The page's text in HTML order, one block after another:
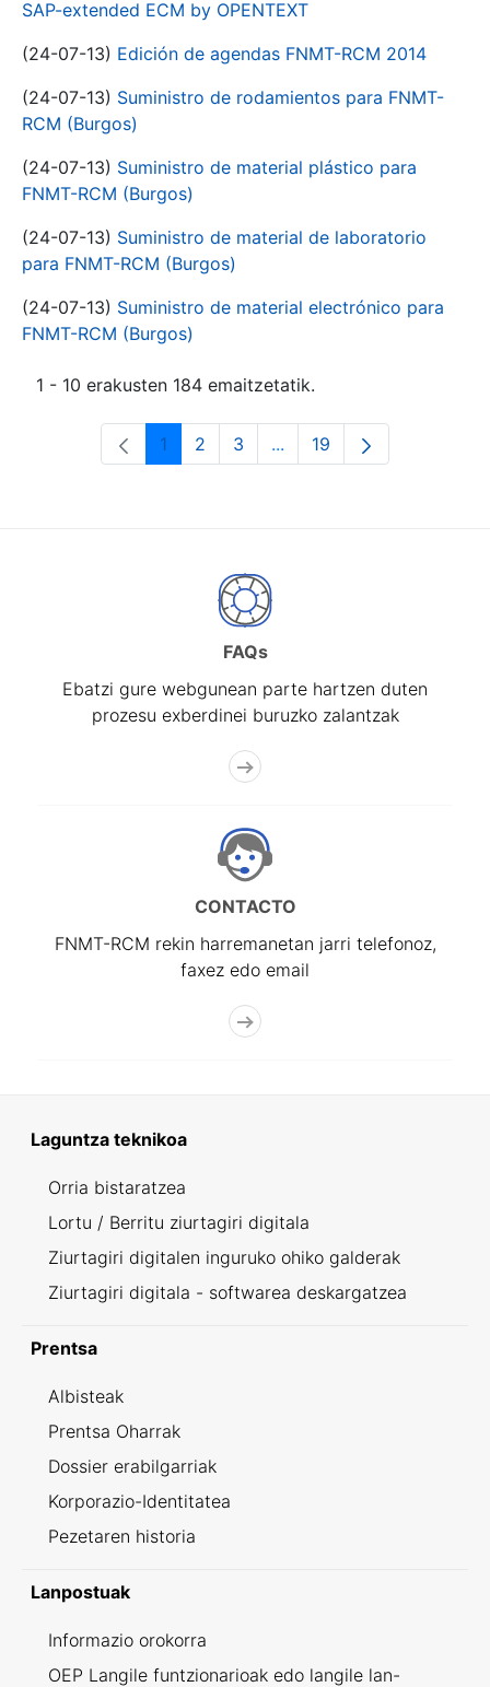
SAP-extended ECM by OPENTEXT
(24-07-13) Edición de agendas FNMT-RCM 2014
(24-07-13) Suministro de rodamientos para FNMT-
RCM (Burgos)
(24-07-13) Suministro de material plástico para
FNMT-RCM (Burgos)
(24-07-13) Suministro de material de laboratorio
para FNMT-RCM (Burgos)
(24-07-13) Suministro de material electrónico para
FNMT-RCM (Burgos)
1 - 10 erakusten 184 emaitzetatik.
Orrialdea
1 Orrialdea
2 Orrialdea
3 ...Intermediate Pages Use
Orrialdea
19
FAQs
Ebatzi gure webgunean parte hartzen duten
prozesu exberdinei buruzko zalantzak
CONTACTO
FNMT-RCM rekin harremanetan jarri telefonoz,
faxez edo email
Laguntza teknikoa
Orria bistaratzea
Lortu / Berritu ziurtagiri digitala
Ziurtagiri digitalen inguruko ohiko galderak
Ziurtagiri digitala - softwarea deskargatzea
Prentsa
Albisteak
Prentsa Oharrak
Dossier erabilgarriak
Korporazio-Identitatea
Pezetaren historia
Lanpostuak
Informazio orokorra
OEP Langile funtzionarioak edo langile lan-